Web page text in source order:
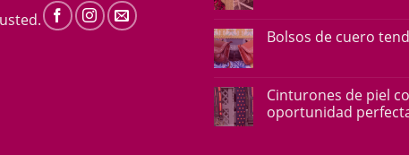
Bolsos de cuero
Cinturones de piel
oportunidad